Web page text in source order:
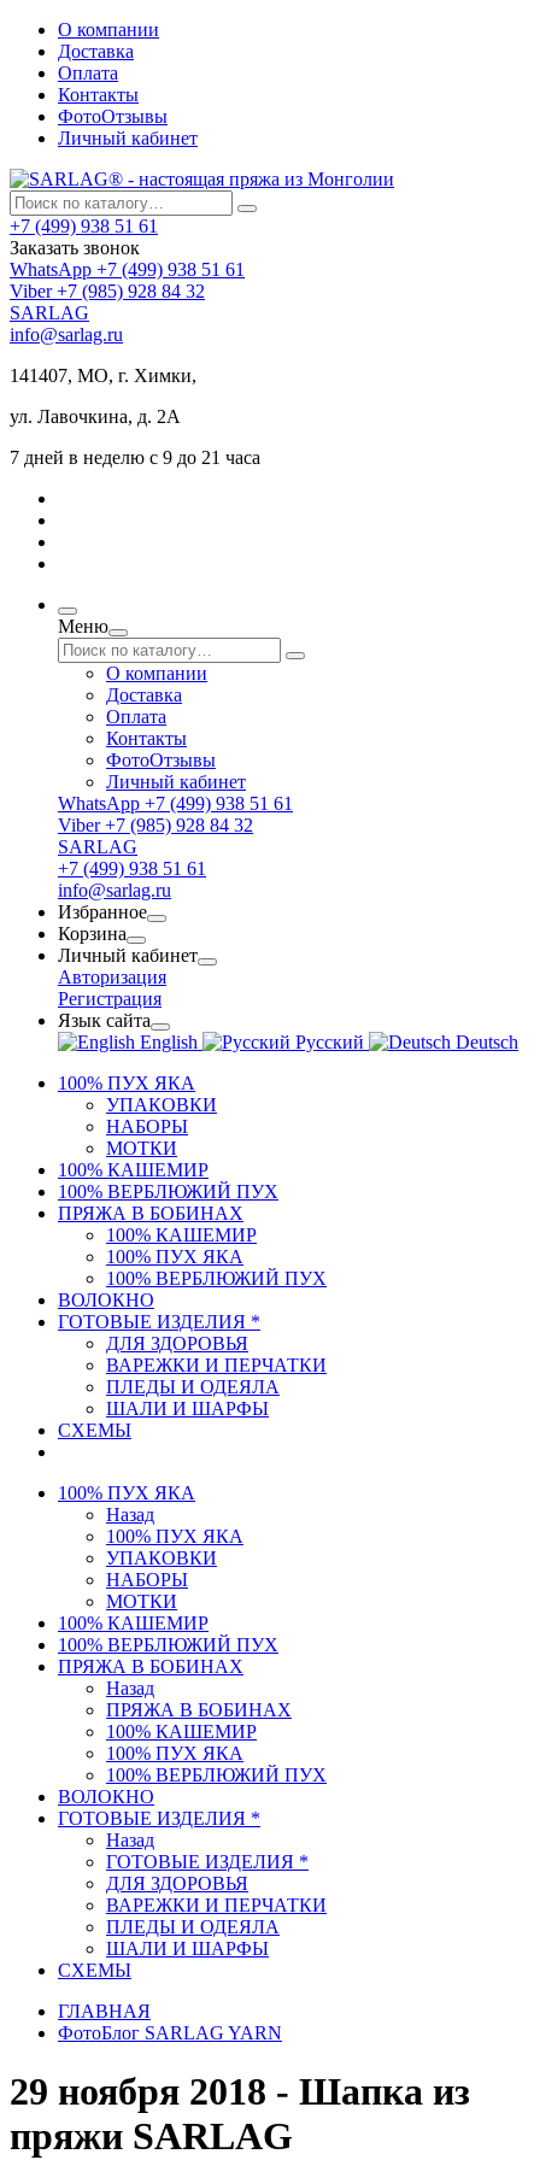
О компании
Доставка
Оплата
Контакты
ФотоОтзывы
Личный кабинет
+7 (499) 938 51 61
Заказать звонок
WhatsApp +7 (499) 938 51 61
Viber +7 (985) 928 84 32
SARLAG
info@sarlag.ru
141407, МО, г. Химки,
ул. Лавочкина, д. 2А
7 дней в неделю с 9 до 21 часа
Меню
О компании
Доставка
Оплата
Контакты
ФотоОтзывы
Личный кабинет
WhatsApp +7 (499) 938 51 61
Viber +7 (985) 928 84 32
SARLAG
+7 (499) 938 51 61
info@sarlag.ru
Избранное
Корзина
Личный кабинет
Авторизация
Регистрация
Язык сайта
English
Русский
Deutsch
100% ПУХ ЯКА
УПАКОВКИ
НАБОРЫ
МОТКИ
100% КАШЕМИР
100% ВЕРБЛЮЖИЙ ПУХ
ПРЯЖА В БОБИНАХ
100% КАШЕМИР
100% ПУХ ЯКА
100% ВЕРБЛЮЖИЙ ПУХ
ВОЛОКНО
ГОТОВЫЕ ИЗДЕЛИЯ *
ДЛЯ ЗДОРОВЬЯ
ВАРЕЖКИ И ПЕРЧАТКИ
ПЛЕДЫ И ОДЕЯЛА
ШАЛИ И ШАРФЫ
СХЕМЫ
100% ПУХ ЯКА
Назад
100% ПУХ ЯКА
УПАКОВКИ
НАБОРЫ
МОТКИ
100% КАШЕМИР
100% ВЕРБЛЮЖИЙ ПУХ
ПРЯЖА В БОБИНАХ
Назад
ПРЯЖА В БОБИНАХ
100% КАШЕМИР
100% ПУХ ЯКА
100% ВЕРБЛЮЖИЙ ПУХ
ВОЛОКНО
ГОТОВЫЕ ИЗДЕЛИЯ *
Назад
ГОТОВЫЕ ИЗДЕЛИЯ *
ДЛЯ ЗДОРОВЬЯ
ВАРЕЖКИ И ПЕРЧАТКИ
ПЛЕДЫ И ОДЕЯЛА
ШАЛИ И ШАРФЫ
СХЕМЫ
ГЛАВНАЯ
ФотоБлог SARLAG YARN
29 ноября 2018 - Шапка из
пряжи SARLAG